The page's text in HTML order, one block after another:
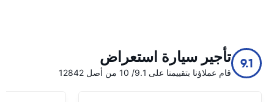
9.1 تأجير سيارة استعراض
قام عملاؤنا بتقييمنا على 9.1/ 10 من أصل 12842